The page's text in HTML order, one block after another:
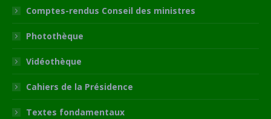
Comptes-rendus Conseil des ministres
Photothèque
Vidéothèque
Cahiers de la Présidence
Textes fondamentaux